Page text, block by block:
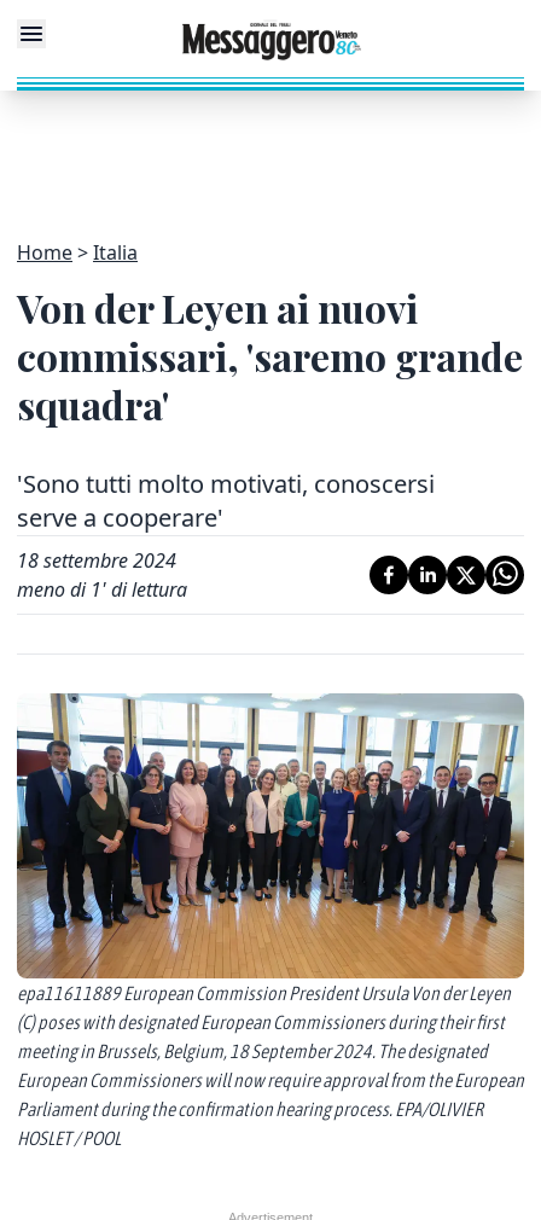
Home Italia
Von der Leyen ai nuovi
commissari, 'saremo grande
squadra'
'Sono tutti molto motivati, conoscersi
serve a cooperare'
18 settembre 2024
meno di 1' di lettura
epa11611889 European Commission President Ursula Von der Leyen
(C) poses with designated European Commissioners during their first
meeting in Brussels, Belgium, 18 September 2024. The designated
European Commissioners will now require approval from the European
Parliament during the confirmation hearing process. EPA/OLIVIER
HOSLET / POOL